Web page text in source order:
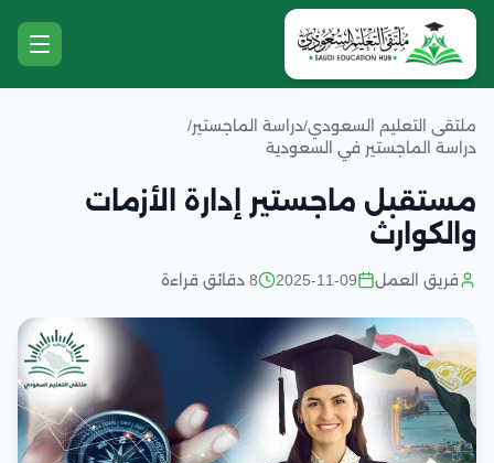
ملتقى التعليم السعودي/دراسة الماجستير/
دراسة الماجستير في السعودية
مستقبل ماجستير إدارة الأزمات
والكوارث
فريق العمل 2025-11-09 8 دقائق قراءة